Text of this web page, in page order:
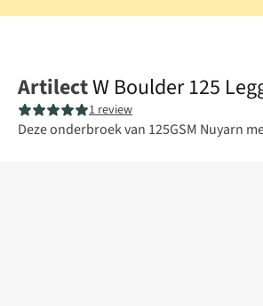
ArtilectW Boulder 125
1 review
Deze onderbroek van 125GSM Nuyarn